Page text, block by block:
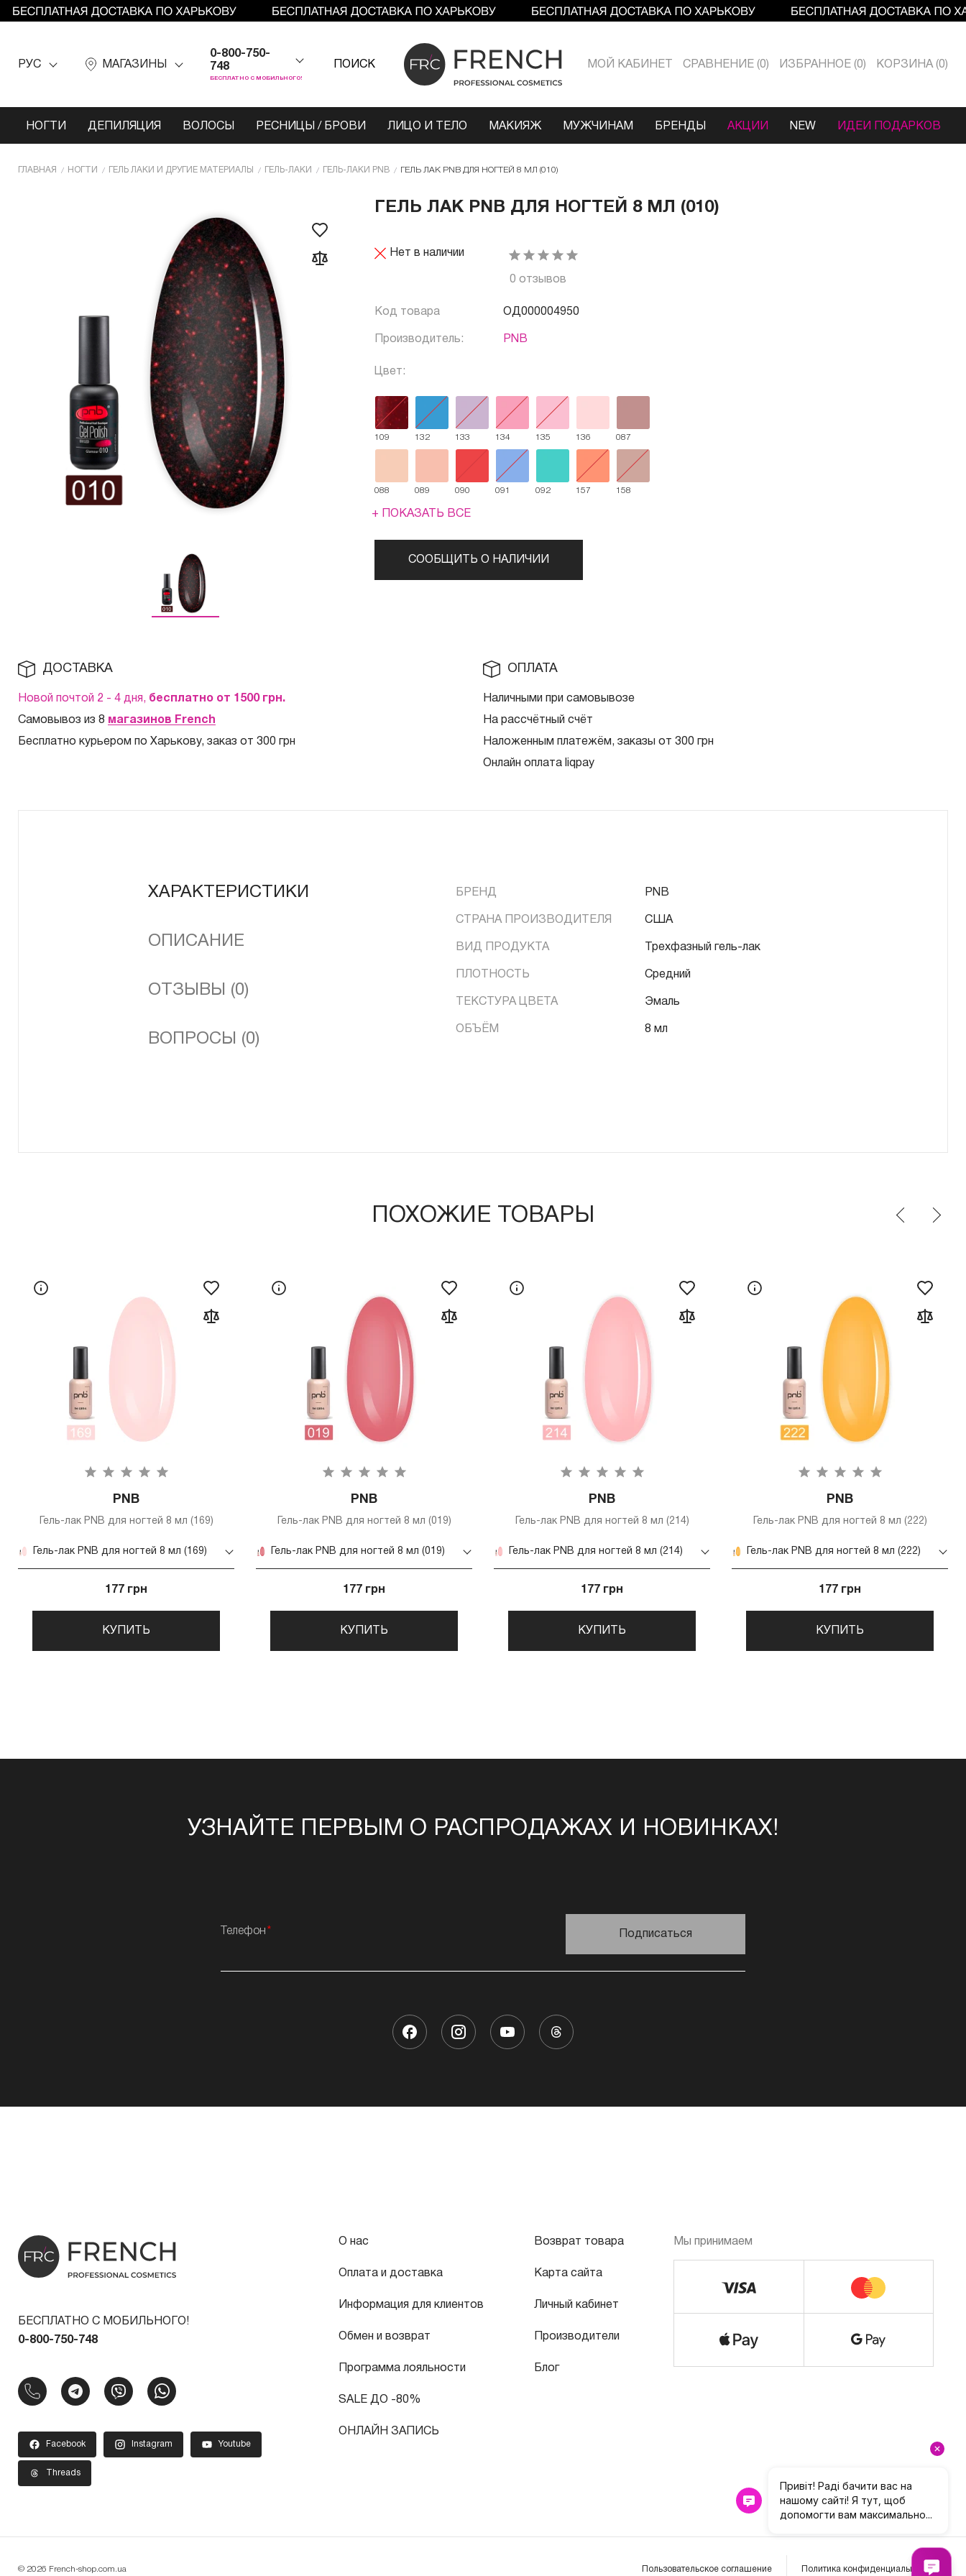
РУС МАГАЗИНЫ
0-800-750-
748
БЕСПЛАТНО С МОБИЛЬНОГО!
ПОИСК МОЙ КАБИНЕТ СРАВНЕНИЕ 0 ИЗБРАННОЕ 0 КОРЗИНА 0
НОГТИ ДЕПИЛЯЦИЯ ВОЛОСЫ РЕСНИЦЫ / БРОВИ ЛИЦО И ТЕЛО МАКИЯЖ МУЖЧИНАМ БРЕНДЫ АКЦИИ NEW ИДЕИ ПОДАРКОВ
ГЛАВНАЯ НОГТИ ГЕЛЬ ЛАКИ И ДРУГИЕ МАТЕРИАЛЫ ГЕЛЬ-ЛАКИ ГЕЛЬ-ЛАКИ PNB ГЕЛЬ ЛАК PNB ДЛЯ НОГТЕЙ 8 МЛ (010)
ГЕЛЬ ЛАК PNB ДЛЯ НОГТЕЙ 8 МЛ (010)
Нет в наличии
0 отзывов
Код товара ОД000004950
Производитель: PNB
Цвет:
109 132 133 134 135 136 087
088 089 090 091 092 157 158
+ ПОКАЗАТЬ ВСЕ
СООБЩИТЬ О НАЛИЧИИ
ДОСТАВКА
Новой почтой 2 - 4 дня, бесплатно от 1500 грн.
Самовывоз из 8 магазинов French
Бесплатно курьером по Харькову, заказ от 300 грн
ОПЛАТА
Наличными при самовывозе
На рассчётный счёт
Наложенным платежём, заказы от 300 грн
Онлайн оплата liqpay
ХАРАКТЕРИСТИКИ
ОПИСАНИЕ
ОТЗЫВЫ (0)
ВОПРОСЫ (0)
БРЕНД PNB
СТРАНА ПРОИЗВОДИТЕЛЯ США
ВИД ПРОДУКТА Трехфазный гель-лак
ПЛОТНОСТЬ Средний
ТЕКСТУРА ЦВЕТА Эмаль
ОБЪЁМ 8 мл
ПОХОЖИЕ ТОВАРЫ
PNB
Гель-лак PNB для ногтей 8 мл (169)
Гель-лак PNB для ногтей 8 мл (169)
177 грн
КУПИТЬ
PNB
Гель-лак PNB для ногтей 8 мл (019)
Гель-лак PNB для ногтей 8 мл (019)
177 грн
КУПИТЬ
PNB
Гель-лак PNB для ногтей 8 мл (214)
Гель-лак PNB для ногтей 8 мл (214)
177 грн
КУПИТЬ
PNB
Гель-лак PNB для ногтей 8 мл (222)
Гель-лак PNB для ногтей 8 мл (222)
177 грн
КУПИТЬ
УЗНАЙТЕ ПЕРВЫМ О РАСПРОДАЖАХ И НОВИНКАХ!
Телефон Подписаться
БЕСПЛАТНО С МОБИЛЬНОГО!
0-800-750-748
Facebook Instagram Youtube
Threads
О нас
Оплата и доставка
Информация для клиентов
Обмен и возврат
Программа лояльности
SALE ДО -80%
ОНЛАЙН ЗАПИСЬ
Возврат товара
Карта сайта
Личный кабинет
Производители
Блог
Мы принимаем
© 2026 French-shop.com.ua Пользовательское соглашение Политика конфиденциальности